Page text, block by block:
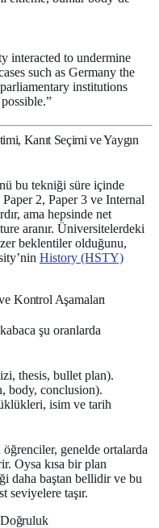
interacted to undermine
such as Germany the
institutions
Kanıt Seçimi ve Yaygın
bu tekniği süre içinde
2, Paper 3 ve Internal
ama hepsinde net
aranır. Üniversitelerdeki
beklentiler olduğunu,
History (HSTY)
Kontrol Aşamaları
şu oranlarda
thesis, bullet plan).
body, conclusion).
isim ve tarih
öğrenciler, genelde ortalarda
Oysa kısa bir plan
daha baştan bellidir ve bu
seviyelere taşır.